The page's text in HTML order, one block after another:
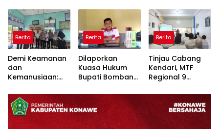
Tangki
Modifikasi: Kami
Tak Segan
Tindak Tegas!
Tampilkan
Sinergitas dan
Semarak
Kebangsaan
Sekwan
Tekankan Makna
Kemerdekaan
Berita
Demi Keamanan
dan
Kemanusiaan:
Konawe dan
Dinsos Bersatu
Tangani ODGJ
Berita
Dilaporkan
Kuasa Hukum
Bupati Bombana:
Suara “Kami
Tidak Pernah
Menutup Ruang
Hak Jawab”
Berita
Tinjau Cabang
Kendari, MTF
Regional 9
Pertumbuhan
Bisnis di Sultra